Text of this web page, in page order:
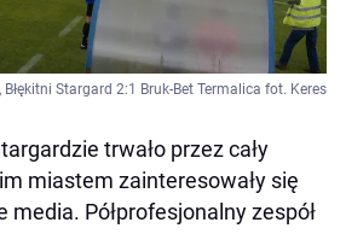
Stargard 2:1 Bruk-Bet Termalica fot. Keres
trwało przez cały
miastem zainteresowały się
media. Półprofesjonalny zespół